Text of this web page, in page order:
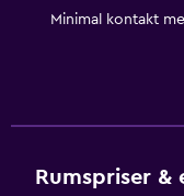
Minimal kontakt
Rumspriser